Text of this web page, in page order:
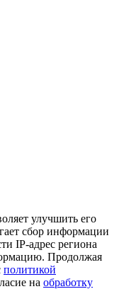
улучшить его
сбор информации
IP-адрес региона
Продолжая
политикой
на обработку